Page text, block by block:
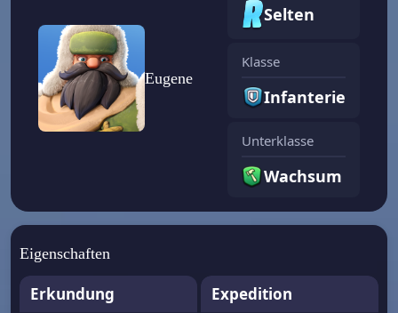
Eugene
Selten
Klasse
Infanterie
Unterklasse
Wachsum
Eigenschaften
Erkundung Expedition